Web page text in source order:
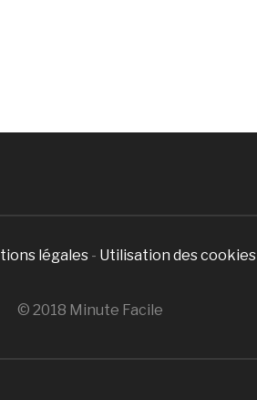
légales - Utilisation des cookies
© 2018 Minute Facile